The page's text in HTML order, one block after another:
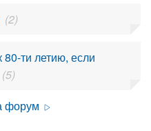
(2)
ти летию, если
(5)
форум